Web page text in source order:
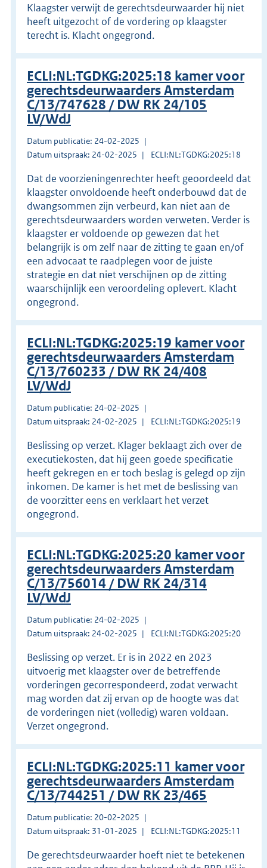
Klaagster verwijt de gerechtsdeurwaarder hij niet
heeft uitgezocht of de vordering op klaagster
terecht is. Klacht ongegrond.
ECLI:NL:TGDKG:2025:18 kamer voor
gerechtsdeurwaarders Amsterdam
C/13/747628 / DW RK 24/105
LV/WdJ
Datum publicatie: 24-02-2025
Datum uitspraak: 24-02-2025
ECLI:NL:TGDKG:2025:18
Dat de voorzieningenrechter heeft geoordeeld dat
klaagster onvoldoende heeft onderbouwd dat de
dwangsommen zijn verbeurd, kan niet aan de
gerechtsdeurwaarders worden verweten. Verder is
klaagster er voldoende op gewezen dat het
belangrijk is om zelf naar de zitting te gaan en/of
een advocaat te raadplegen voor de juiste
strategie en dat niet verschijnen op de zitting
waarschijnlijk een veroordeling oplevert. Klacht
ongegrond.
ECLI:NL:TGDKG:2025:19 kamer voor
gerechtsdeurwaarders Amsterdam
C/13/760233 / DW RK 24/408
LV/WdJ
Datum publicatie: 24-02-2025
Datum uitspraak: 24-02-2025
ECLI:NL:TGDKG:2025:19
Beslissing op verzet. Klager beklaagt zich over de
executiekosten, dat hij geen goede specificatie
heeft gekregen en er toch beslag is gelegd op zijn
inkomen. De kamer is het met de beslissing van
de voorzitter eens en verklaart het verzet
ongegrond.
ECLI:NL:TGDKG:2025:20 kamer voor
gerechtsdeurwaarders Amsterdam
C/13/756014 / DW RK 24/314
LV/WdJ
Datum publicatie: 24-02-2025
Datum uitspraak: 24-02-2025
ECLI:NL:TGDKG:2025:20
Beslissing op verzet. Er is in 2022 en 2023
uitvoerig met klaagster over de betreffende
vorderingen gecorrespondeerd, zodat verwacht
mag worden dat zij ervan op de hoogte was dat
de vorderingen niet (volledig) waren voldaan.
Verzet ongegrond.
ECLI:NL:TGDKG:2025:11 kamer voor
gerechtsdeurwaarders Amsterdam
C/13/744251 / DW RK 23/465
Datum publicatie: 20-02-2025
Datum uitspraak: 31-01-2025
ECLI:NL:TGDKG:2025:11
De gerechtsdeurwaarder hoeft niet te betekenen